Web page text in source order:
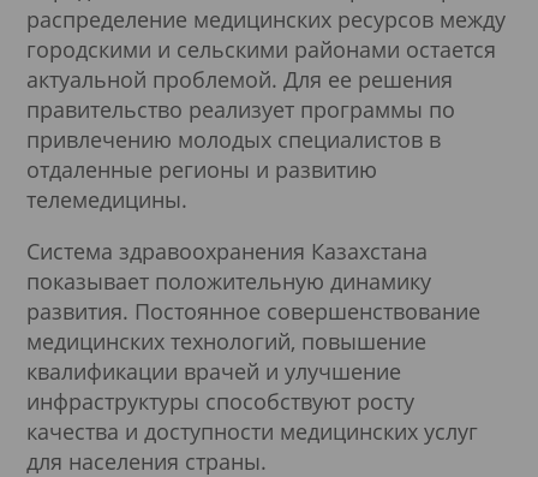
распределение медицинских ресурсов между
городскими и сельскими районами остается
актуальной проблемой. Для ее решения
правительство реализует программы по
привлечению молодых специалистов в
отдаленные регионы и развитию
телемедицины.
Система здравоохранения Казахстана
показывает положительную динамику
развития. Постоянное совершенствование
медицинских технологий, повышение
квалификации врачей и улучшение
инфраструктуры способствуют росту
качества и доступности медицинских услуг
для населения страны.